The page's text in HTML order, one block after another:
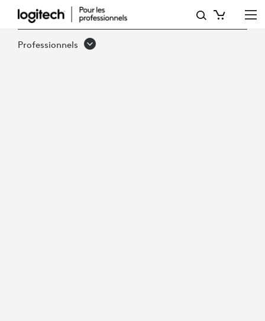
PÉRENNISER
LES
Professionnels